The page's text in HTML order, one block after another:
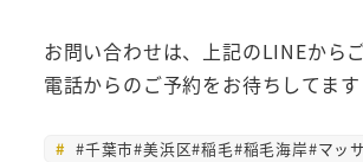
お問い合わせは、上記のLINEから
電話からのご予約をお待ちしてま
#千葉市#美浜区#稲毛#稲毛海岸#マッ